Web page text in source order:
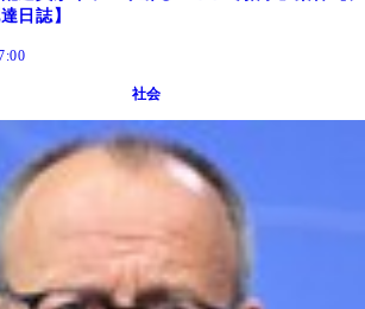
日誌】
社会